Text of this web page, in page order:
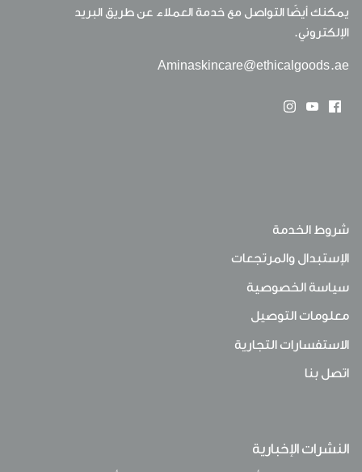
يمكنك أيضًا التواصل مع خدمة العملاء عن طريق البريد
الإلكتروني.
Aminaskincare@ethicalgoods.ae
شروط الخدمة
الإستبدال والمرتجعات
سياسة الخصوصية
معلومات التوصيل
الاستفسارات التجارية
اتصل بنا
النشرات الإخبارية